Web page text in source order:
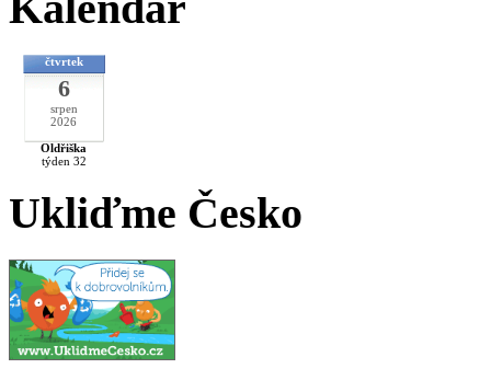
čtvrtek
6
srpen
2026
Oldřiška
týden 32
Ukliďme Česko